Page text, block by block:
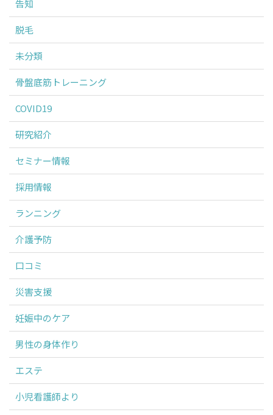
告知
脱毛
未分類
骨盤底筋トレーニング
COVID19
研究紹介
セミナー情報
採用情報
ランニング
介護予防
口コミ
災害支援
妊娠中のケア
男性の身体作り
エステ
小児看護師より